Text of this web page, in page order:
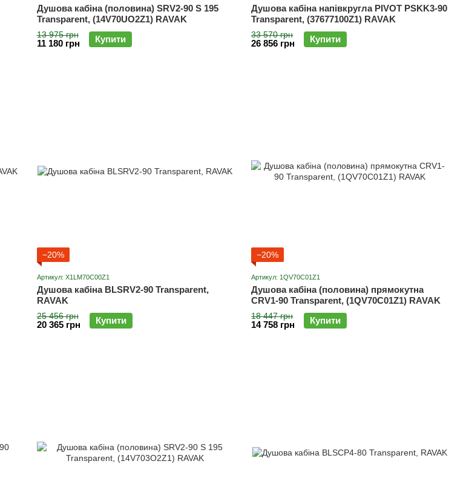
Душова кабіна (половина) SRV2-90 S 195
Transparent, (14V70UO2Z1) RAVAK
13 975 грн
11 180 грн Купити
Душова кабіна напівкругла PIVOT PSKK3-90
Transparent, (37677100Z1) RAVAK
33 570 грн
26 856 грн Купити
−20%
Артикул: X1LM70C00Z1
Душова кабіна BLSRV2-90 Transparent,
RAVAK
25 456 грн
20 365 грн Купити
−20%
Артикул: 1QV70C01Z1
Душова кабіна (половина) прямокутна
CRV1-90 Transparent, (1QV70C01Z1) RAVAK
18 447 грн
14 758 грн Купити